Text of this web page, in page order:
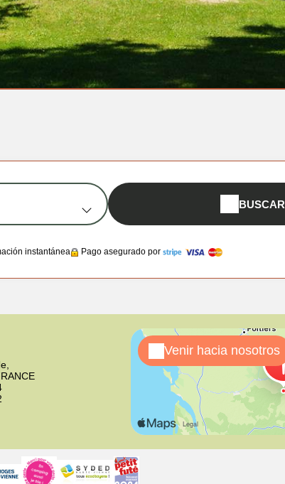
BUSCAR
instantánea Pago asegurado por
Venir hacia nosotros